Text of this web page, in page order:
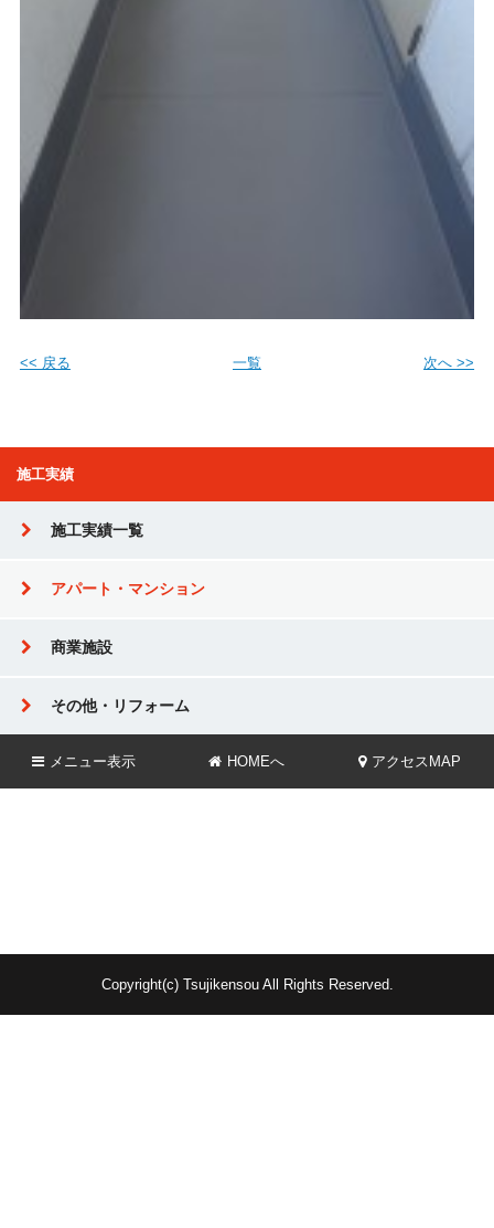
<< 戻る 一覧 次へ >>
施工実績
施工実績一覧
アパート・マンション
商業施設
その他・リフォーム
メニュー表示 HOMEへ アクセスMAP
Copyright(c) Tsujikensou All Rights Reserved.